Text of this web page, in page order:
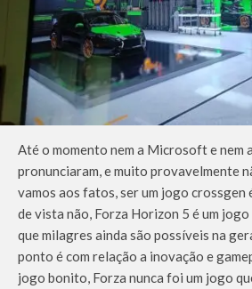
Até o momento nem a Microsoft e nem
pronunciaram, e muito provavelmente
vamos aos fatos, ser um jogo crossgen
de vista não, Forza Horizon 5 é um
que milagres ainda são possíveis na
ponto é com relação a inovação e
jogo bonito, Forza nunca foi um jogo